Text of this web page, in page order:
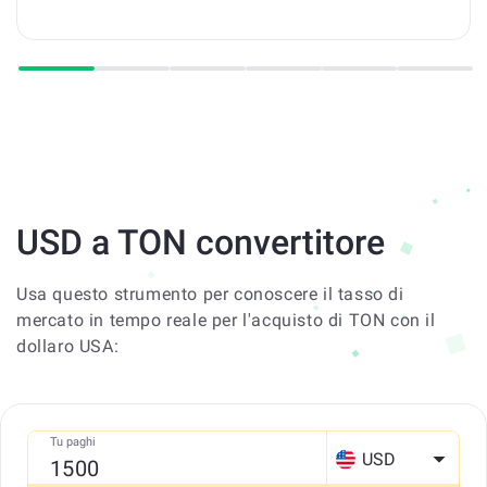
USD a TON convertitore
Usa questo strumento per conoscere il tasso di
mercato in tempo reale per l'acquisto di TON con il
dollaro USA:
Tu paghi
USD